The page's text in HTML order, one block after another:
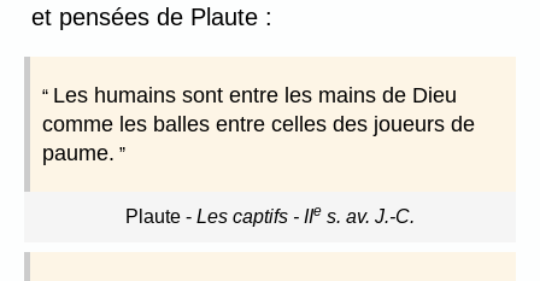
et pensées de Plaute :
Les humains sont entre les mains de Dieu
comme les balles entre celles des joueurs de
paume.
Plaute - Les captifs - IIe s. av. J.-C.